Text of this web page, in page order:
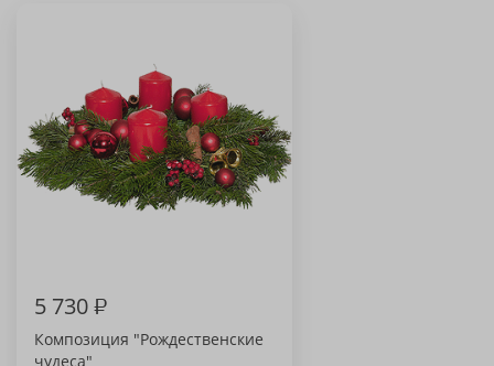
5 730₽
Композиция "Рождественские
чудеса"